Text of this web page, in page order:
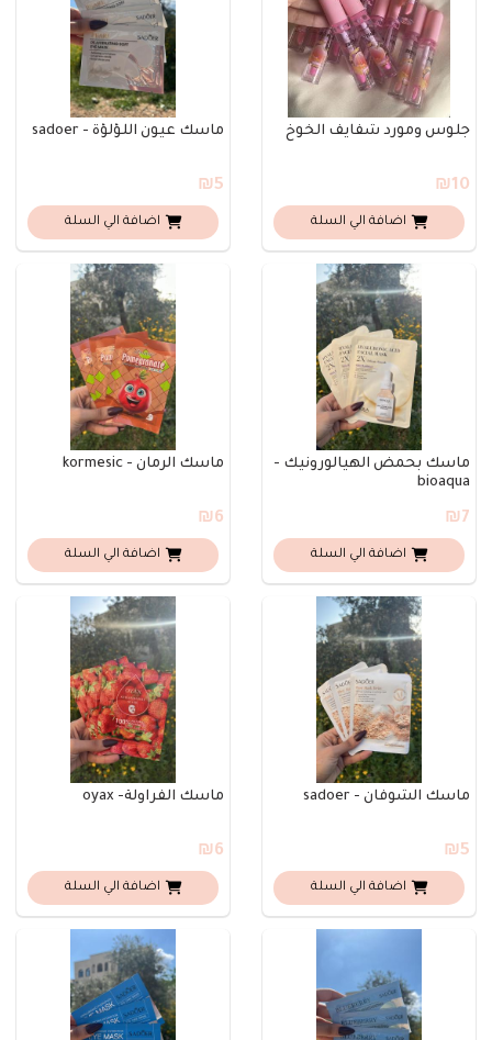
جلوس ومورد شفايف الخوخ
₪10
اضافة الي السلة
ماسك عيون اللؤلؤة - sadoer
₪5
اضافة الي السلة
ماسك بحمض الهيالورونيك -
bioaqua
₪7
اضافة الي السلة
ماسك الرمان - kormesic
₪6
اضافة الي السلة
ماسك الشوفان - sadoer
₪5
اضافة الي السلة
ماسك الفراولة- oyax
₪6
اضافة الي السلة